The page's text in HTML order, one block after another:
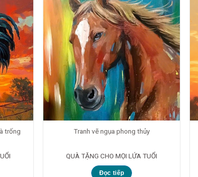
trống Tranh vẽ ngụa phong thủy
QUÀ TẶNG CHO MỌI LỨA TUỔI
Đọc tiếp